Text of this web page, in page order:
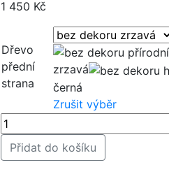
1 450 Kč
Dřevo
přední
strana
zrzavá
černá
Zrušit výběr
Množství
Přidat do košíku